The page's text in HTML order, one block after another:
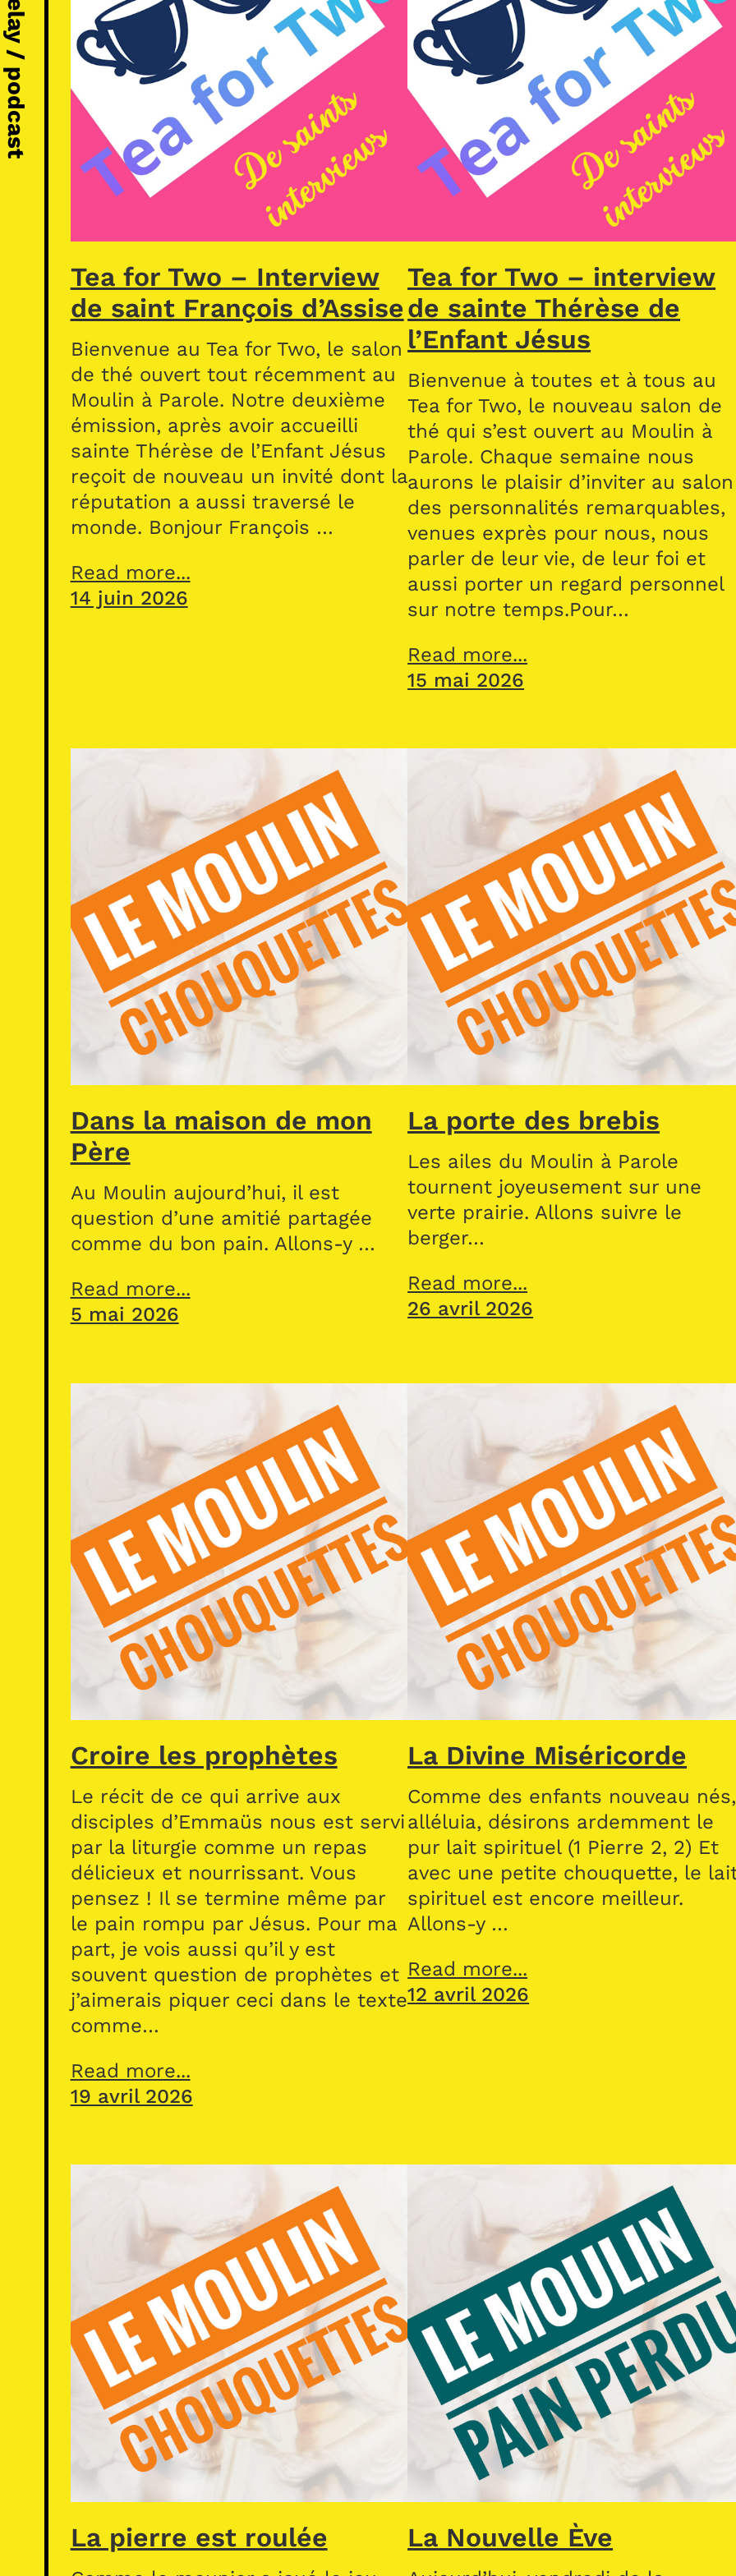
Tea for Two – Interview
de saint François d’Assise
Bienvenue au Tea for Two, le salon
de thé ouvert tout récemment au
Moulin à Parole. Notre deuxième
émission, après avoir accueilli
sainte Thérèse de l’Enfant Jésus
reçoit de nouveau un invité dont la
réputation a aussi traversé le
monde. Bonjour François …
Read more...
14 juin 2026
Tea for Two – interview
de sainte Thérèse de
l’Enfant Jésus
Bienvenue à toutes et à tous au
Tea for Two, le nouveau salon de
thé qui s’est ouvert au Moulin à
Parole. Chaque semaine nous
aurons le plaisir d’inviter au salon
des personnalités remarquables,
venues exprès pour nous, nous
parler de leur vie, de leur foi et
aussi porter un regard personnel
sur notre temps.Pour…
Read more...
15 mai 2026
Dans la maison de mon
Père
Au Moulin aujourd’hui, il est
question d’une amitié partagée
comme du bon pain. Allons-y …
Read more...
5 mai 2026
La porte des brebis
Les ailes du Moulin à Parole
tournent joyeusement sur une
verte prairie. Allons suivre le
berger…
Read more...
26 avril 2026
Croire les prophètes
Le récit de ce qui arrive aux
disciples d’Emmaüs nous est servi
par la liturgie comme un repas
délicieux et nourrissant. Vous
pensez ! Il se termine même par
le pain rompu par Jésus. Pour ma
part, je vois aussi qu’il y est
souvent question de prophètes et
j’aimerais piquer ceci dans le texte
comme…
Read more...
19 avril 2026
La Divine Miséricorde
Comme des enfants nouveau nés,
alléluia, désirons ardemment le
pur lait spirituel (1 Pierre 2, 2) Et
avec une petite chouquette, le
spirituel est encore meilleur.
Allons-y …
Read more...
12 avril 2026
La pierre est roulée La Nouvelle Ève